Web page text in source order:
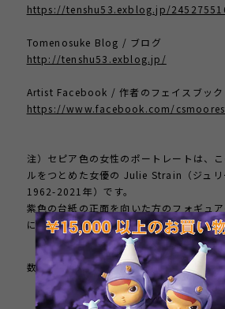
https://tenshu53.exblog.jp/
Tomenosuke Blog / ブログ
http://tenshu53.exblog.jp/
Artist Facebook / 作者のフェイスブック
https://www.facebook.com/
注）セピア色の女性のポートレートは、
ルをつとめた女優の Julie Strain（ジュリ
1962-2021年）です。
紫色の台紙の正面を向いた方のフォギュ
により黄色く変色しています。
数量